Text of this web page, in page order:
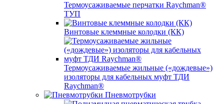
Термоусаживаемые перчатки Raychman®
ТУП
Винтовые клеммные колодки (КК)
Термоусаживаемые жильные («дождевые»)
изоляторы для кабельных муфт ТДИ
Raychman®
Пневмотрубки